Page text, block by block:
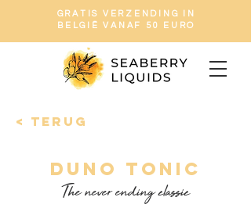
GRATIS VERZENDING IN
BELGIË VANAF 50 EURO
< terug
Duno tonic
The never ending classic